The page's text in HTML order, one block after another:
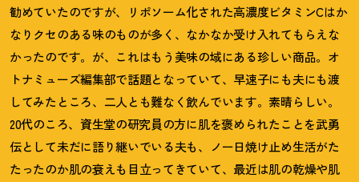
勧めていたのですが、リポソーム化された高濃度ビタミンCはか
なりクセのある味のものが多く、なかなか受け入れてもらえな
かったのです。が、これはもう美味の域にある珍しい商品。オ
トナミューズ編集部で話題となっていて、早速子にも夫にも渡
してみたところ、二人とも難なく飲んでいます。素晴らしい。
20代のころ、資生堂の研究員の方に肌を褒められたことを武勇
伝として未だに語り継いでいる夫も、ノー日焼け止め生活がた
たったのか肌の衰えも目立ってきていて、最近は肌の乾燥や肌